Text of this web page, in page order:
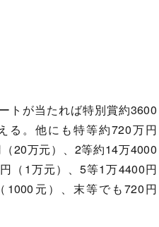
トが当たれば特別賞約3600
る。他にも特等約720万円
20万元）、2等約14万4000
（1万元）、5等1万4400円
1000元）、末等でも720円